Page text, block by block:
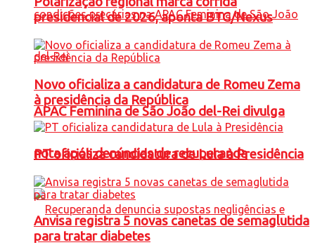
APAC Feminina de São João del-Rei divulga
nota após denúncias de recuperanda
presidencial de 2026, aponta BTG/Nexus
Novo oficializa a candidatura de Romeu Zema
à presidência da República
PT oficializa candidatura de Lula à Presidência
Anvisa registra 5 novas canetas de semaglutida
para tratar diabetes